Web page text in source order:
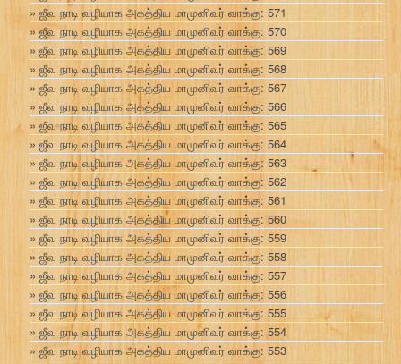
ஜீவ நாடி வழியாக அகத்திய மாமுனிவர் வாக்கு: 571
ஜீவ நாடி வழியாக அகத்திய மாமுனிவர் வாக்கு: 570
ஜீவ நாடி வழியாக அகத்திய மாமுனிவர் வாக்கு: 569
ஜீவ நாடி வழியாக அகத்திய மாமுனிவர் வாக்கு: 568
ஜீவ நாடி வழியாக அகத்திய மாமுனிவர் வாக்கு: 567
ஜீவ நாடி வழியாக அகத்திய மாமுனிவர் வாக்கு: 566
ஜீவ நாடி வழியாக அகத்திய மாமுனிவர் வாக்கு: 565
ஜீவ நாடி வழியாக அகத்திய மாமுனிவர் வாக்கு: 564
ஜீவ நாடி வழியாக அகத்திய மாமுனிவர் வாக்கு: 563
ஜீவ நாடி வழியாக அகத்திய மாமுனிவர் வாக்கு: 562
ஜீவ நாடி வழியாக அகத்திய மாமுனிவர் வாக்கு: 561
ஜீவ நாடி வழியாக அகத்திய மாமுனிவர் வாக்கு: 560
ஜீவ நாடி வழியாக அகத்திய மாமுனிவர் வாக்கு: 559
ஜீவ நாடி வழியாக அகத்திய மாமுனிவர் வாக்கு: 558
ஜீவ நாடி வழியாக அகத்திய மாமுனிவர் வாக்கு: 557
ஜீவ நாடி வழியாக அகத்திய மாமுனிவர் வாக்கு: 556
ஜீவ நாடி வழியாக அகத்திய மாமுனிவர் வாக்கு: 555
ஜீவ நாடி வழியாக அகத்திய மாமுனிவர் வாக்கு: 554
ஜீவ நாடி வழியாக அகத்திய மாமுனிவர் வாக்கு: 553